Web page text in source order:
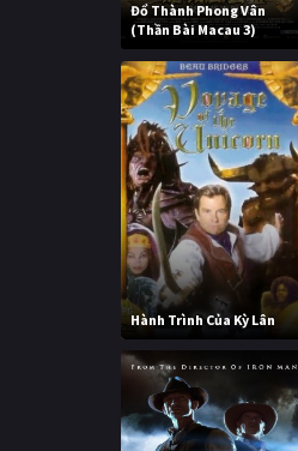
Đổ Thành Phong Vân
(Thần Bài Macau 3)
Hành Trình Của Kỳ Lân